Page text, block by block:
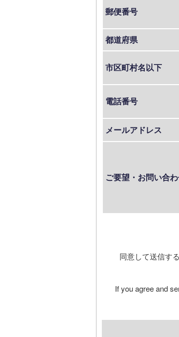
郵便番号
都道府県
市区町村名以下
電話番号
メールアドレス
ご要望・お問い合
同意して送信す
If you agree and